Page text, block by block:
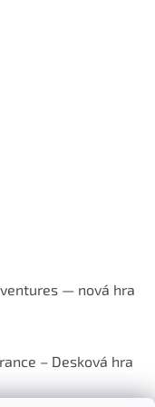
— nová hra
– Desková hra